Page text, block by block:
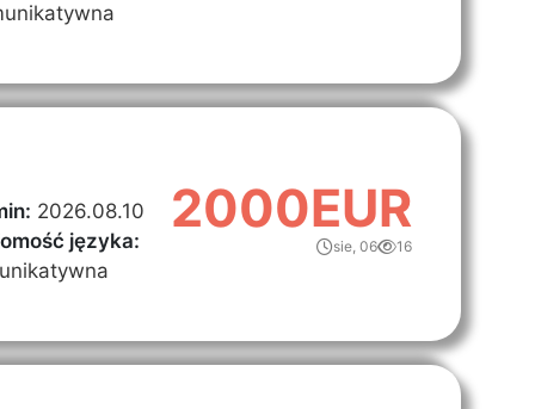
2026.08.10
języka:
2000EUR
sie, 06 16